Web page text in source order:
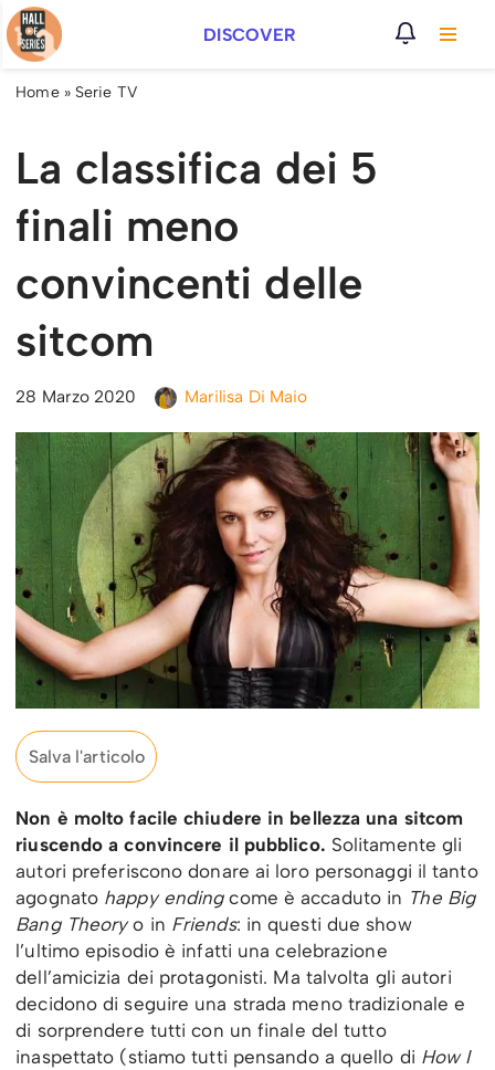
Vai
al
DISCOVER
Home» Serie TV
La classifica dei 5
finali meno
convincenti delle
sitcom
28 Marzo 2020 Marilisa Di Maio
Salva l'articolo
Non è molto facile chiudere in bellezza una sitcom
riuscendo a convincere il pubblico. Solitamente gli
autori preferiscono donare ai loro personaggi il tanto
agognato happy endingcome è accaduto in The Big
Bang Theoryo in Friends: in questi due show
l’ultimo episodio è infatti una celebrazione
dell’amicizia dei protagonisti. Ma talvolta gli autori
decidono di seguire una strada meno tradizionale e
di sorprendere tutti con un finale del tutto
inaspettato (stiamo tutti pensando a quello di How I